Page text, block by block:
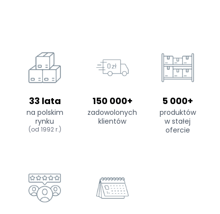
33 lata
na polskim
rynku
(od 1992 r.)
150 000+
zadowolonych
klientów
5 000+
produktów
w stałej
ofercie